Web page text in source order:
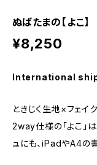
ぬばたまの【よこ】
¥8,250
International
ときじく生地×フェイ
2way仕様の「よこ」
ュにも、iPadやA4の